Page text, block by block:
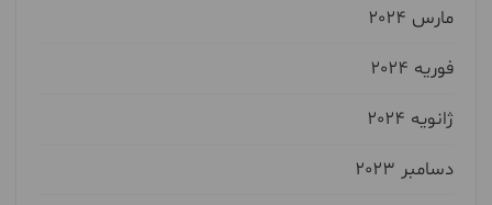
مارس 2024
فوریه 2024
ژانویه 2024
دسامبر 2023